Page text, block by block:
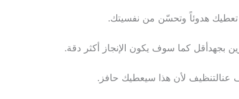
تعطيك هدوئا وتحسن من نفسيتك.
بجهدأقل كما سوف يكون الإنجاز أكثر دقة.
عنالتنظيف لأن هذا سيعطيك حافز .